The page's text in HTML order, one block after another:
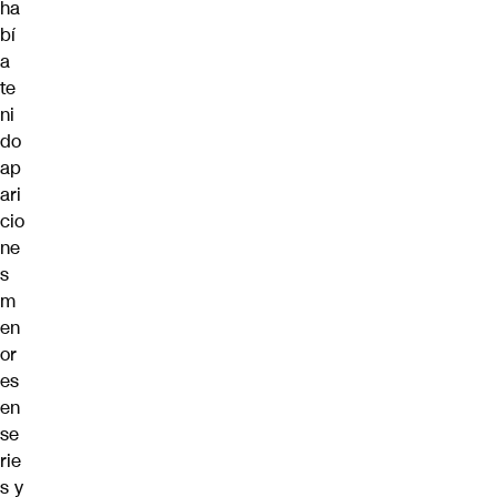
ha
bí
a
te
ni
do
ap
ari
cio
ne
s
m
en
or
es
en
se
rie
s y